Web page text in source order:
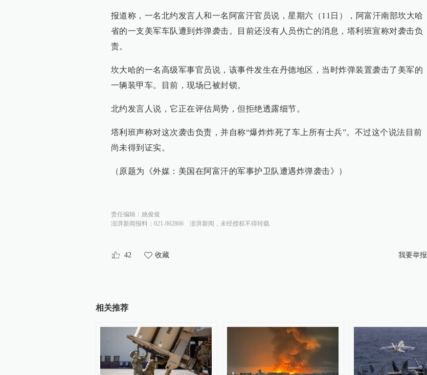
报道称，一名北约发言人和一名阿富汗官员说，星期六（11日），阿富汗南部坎大哈
省的一支美军车队遭到炸弹袭击。目前还没有人员伤亡的消息，塔利班宣称对袭击负
责。
坎大哈的一名高级军事官员说，该事件发生在丹德地区，当时炸弹装置袭击了美军的
一辆装甲车。目前，现场已被封锁。
北约发言人说，它正在评估局势，但拒绝透露细节。
塔利班声称对这次袭击负责，并自称“爆炸炸死了车上所有士兵”。不过这个说法目前
尚未得到证实。
（原题为《外媒：美国在阿富汗的军事护卫队遭遇炸弹袭击》）
责任编辑： 姚俊俊
澎湃新闻报料：021-962866
澎湃新闻，未经授权不得转载
42 收藏 我要举报
相关推荐